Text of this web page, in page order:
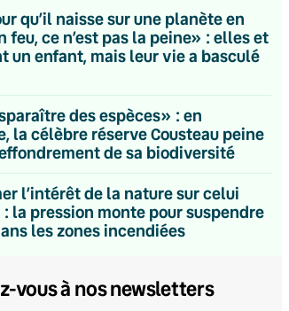
qu’il naisse sur une planète en
feu, ce n’est pas la peine» : elles et
un enfant, mais leur vie a basculé
des espèces» : en
la célèbre réserve Cousteau peine
de sa biodiversité
l’intérêt de la nature sur celui
: la pression monte pour suspendre
les zones incendiées
vous à nos newsletters